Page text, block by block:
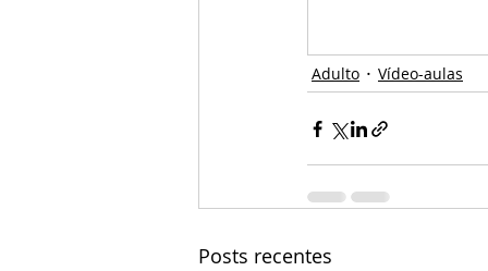
Adulto Vídeo-aulas
Posts recentes